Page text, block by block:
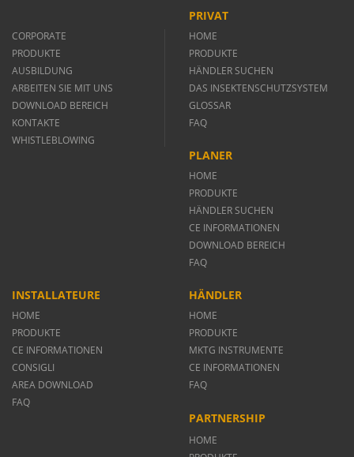
CORPORATE
PRODUKTE
AUSBILDUNG
ARBEITEN SIE MIT UNS
DOWNLOAD BEREICH
KONTAKTE
WHISTLEBLOWING
PRIVAT
HOME
PRODUKTE
HÄNDLER SUCHEN
DAS INSEKTENSCHUTZSYSTEM
GLOSSAR
FAQ
PLANER
HOME
PRODUKTE
HÄNDLER SUCHEN
CE INFORMATIONEN
DOWNLOAD BEREICH
FAQ
INSTALLATEURE
HOME
PRODUKTE
CE INFORMATIONEN
CONSIGLI
AREA DOWNLOAD
FAQ
HÄNDLER
HOME
PRODUKTE
MKTG INSTRUMENTE
CE INFORMATIONEN
FAQ
PARTNERSHIP
HOME